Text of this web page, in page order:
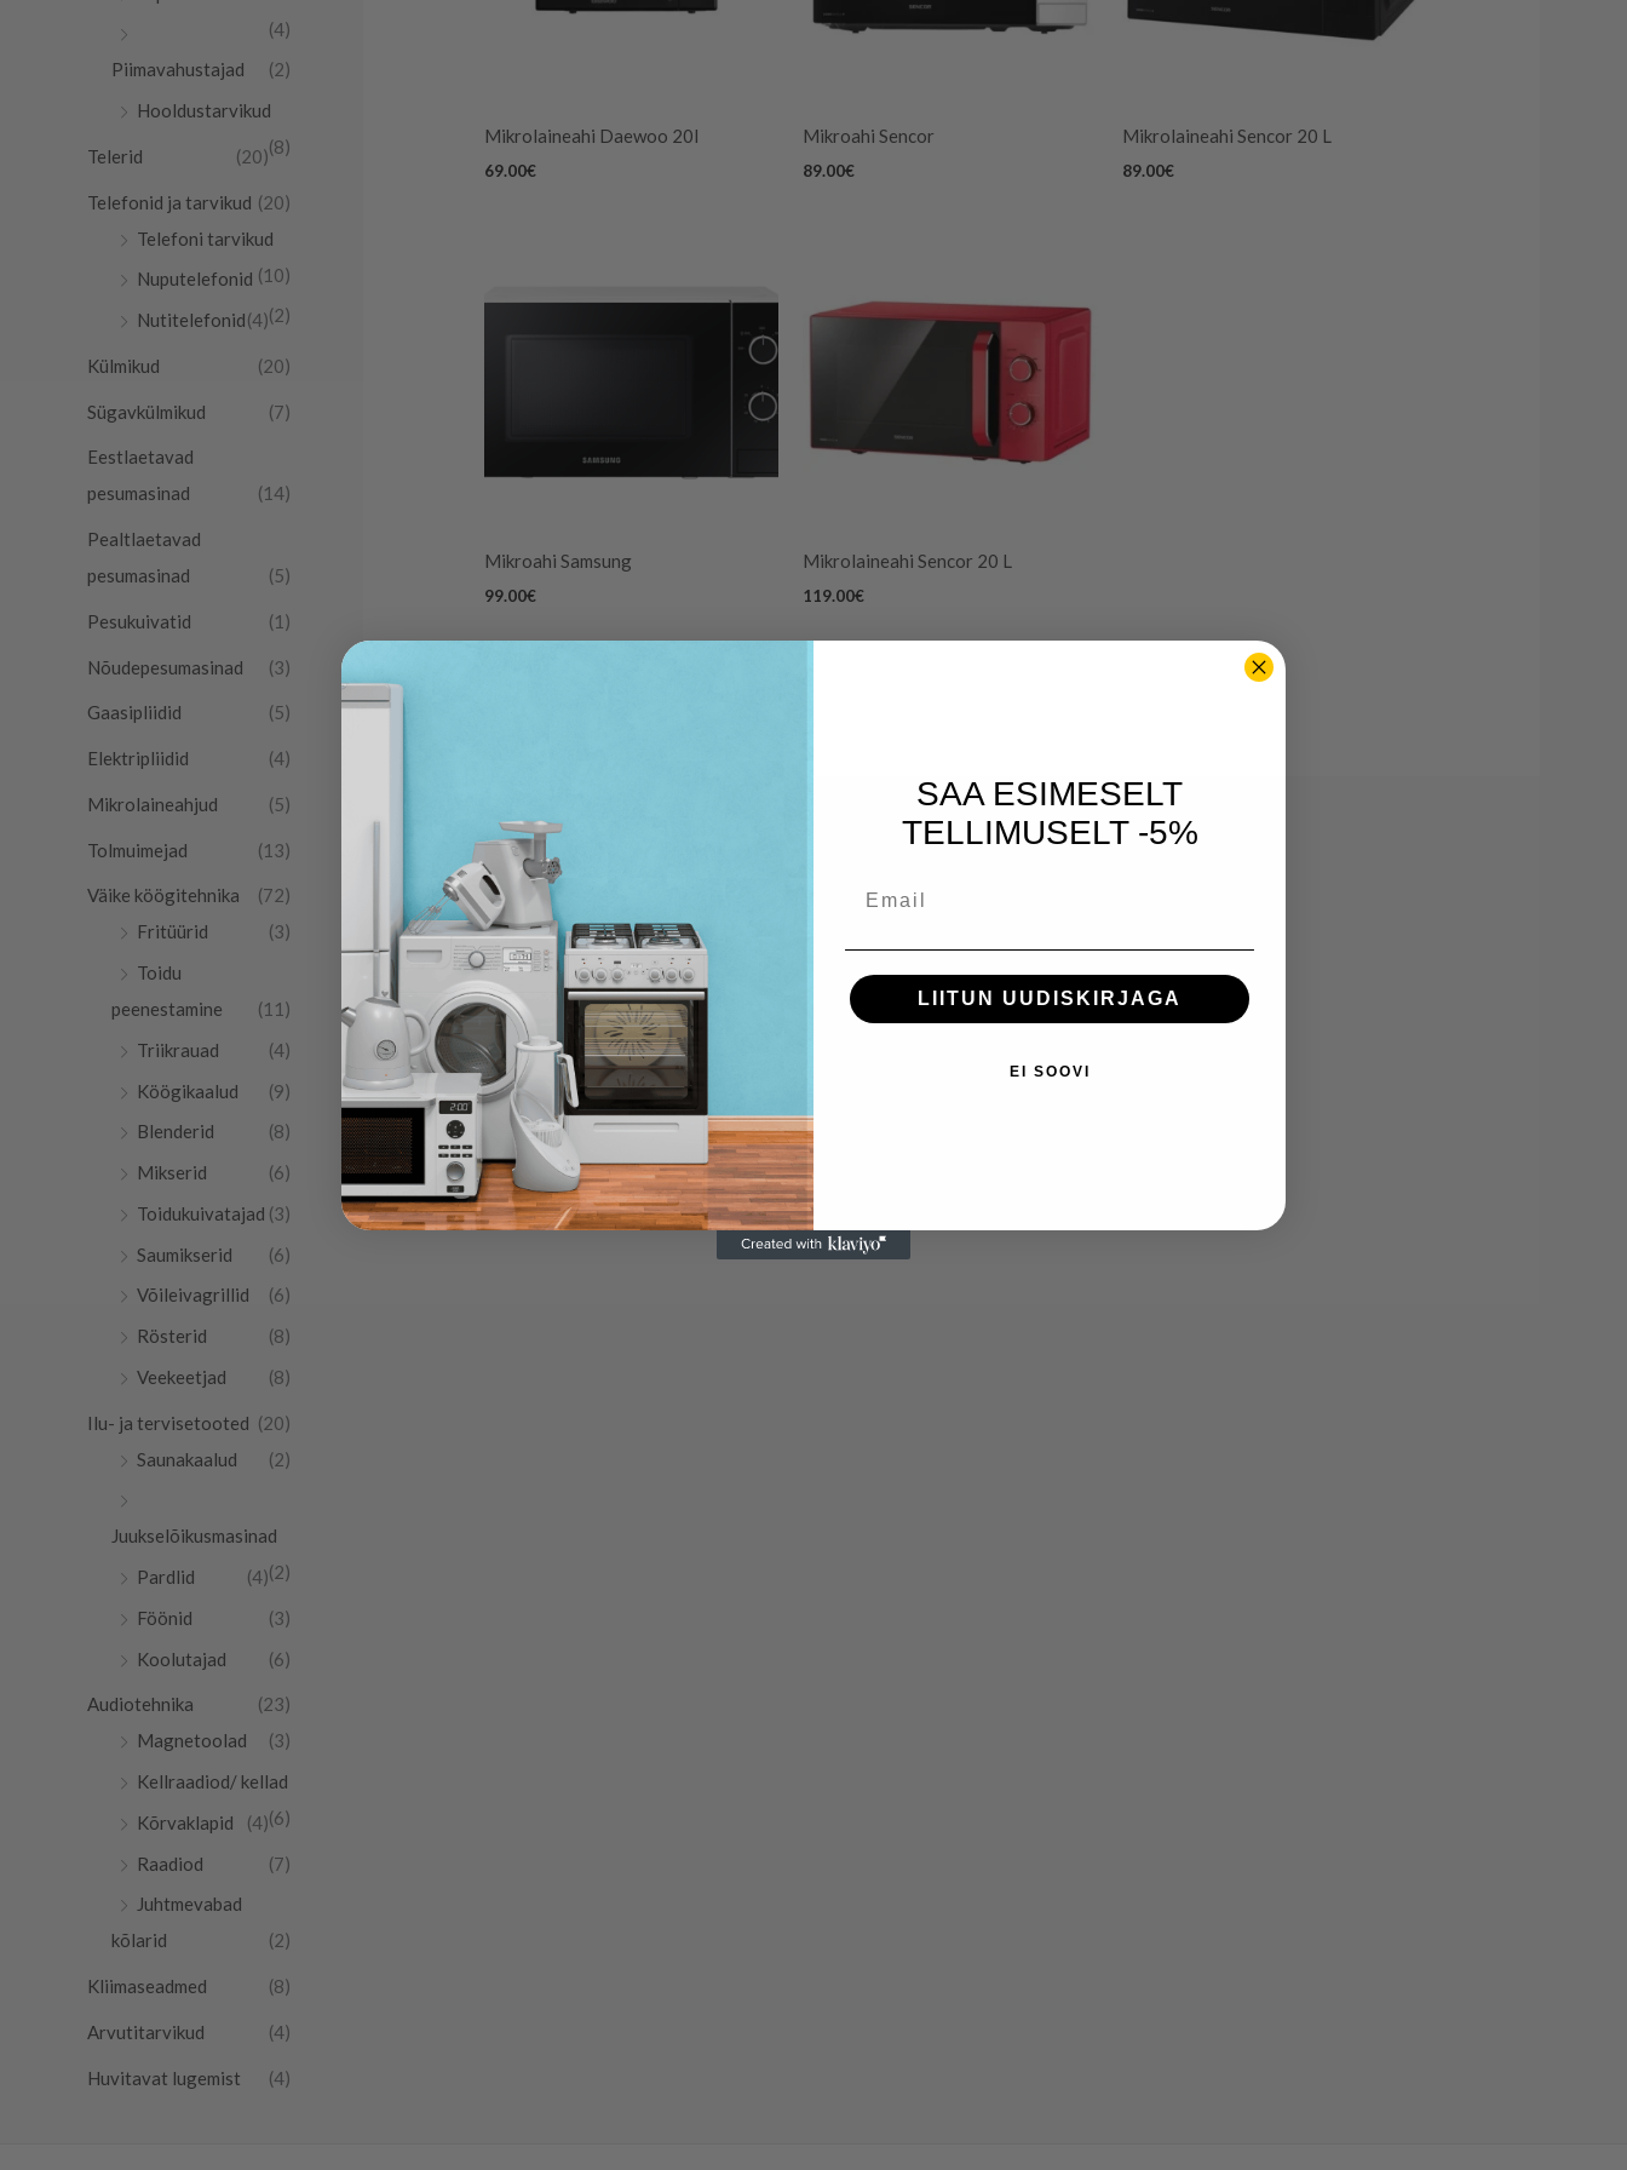
(4)
Piimavahustajad
(2)
Hooldustarvikud
(8)
Telerid (20)
Telefonid ja tarvikud (20)
Telefoni tarvikud
(10)
Nuputelefonid
(2)
Nutitelefonid(4)
Külmikud (20)
Sügavkülmikud (7)
Eestlaetavad
pesumasinad
(14)
Pealtlaetavad
pesumasinad
(5)
Pesukuivatid (1)
Nõudepesumasinad (3)
Gaasipliidid (5)
Elektripliidid (4)
Mikrolaineahjud (5)
Tolmuimejad (13)
Väike köögitehnika
(72)
Fritüürid
(3)
Toidu
peenestamine
(11)
Triikrauad
(4)
Köögikaalud
(9)
Blenderid
(8)
Mikserid
(6)
Toidukuivatajad (3)
Saumikserid
(6)
Võileivagrillid
(6)
Rösterid
(8)
Veekeetjad
(8)
Ilu- ja tervisetooted (20)
Saunakaalud
(2)
Juukselõikusmasinad
(2)
Pardlid
(4)
Föönid
(3)
Koolutajad
(6)
Audiotehnika
(23)
Magnetoolad
(3)
Kellraadiod/ kellad
(6)
Kõrvaklapid
(4)
Raadiod
(7)
Juhtmevabad
kõlarid
(2)
Kliimaseadmed (8)
Arvutitarvikud (4)
Huvitavat lugemist (4)
Mikrolaineahi Daewoo 20l
69.00€
Mikroahi Sencor
89.00€
Mikrolaineahi Sencor 20 L
89.00€
Mikroahi Samsung
99.00€
Mikrolaineahi Sencor 20 L
119.00€
SAA ESIMESELT
TELLIMUSELT -5%
LIITUN UUDISKIRJAGA
EI SOOVI